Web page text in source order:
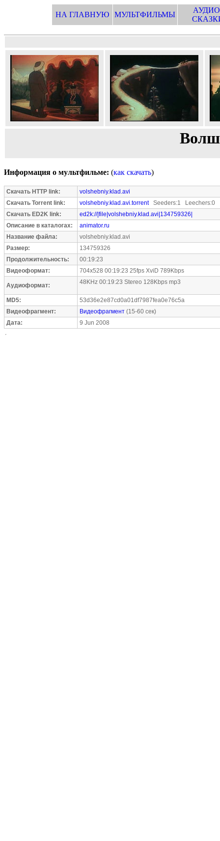
НА ГЛАВНУЮ МУЛЬТФИЛЬМЫ
Информация о мультфильме: (как скачать)
Скачать HTTP link:
volshebniy.klad.avi
Скачать Torrent link:
volshebniy.klad.avi.torrentSeeders:1 Leechers:0
Скачать ED2K link:
ed2k://|file|volshebniy.klad.avi|134759326|
Описание в каталогах:
animator.ru
Название файла:
volshebniy.klad.avi
Размер:
134759326
Продолжительность:
00:19:23
Видеоформат:
704x528 00:19:23 25fps XviD 789Kbps
Аудиоформат: 48KHz 00:19:23 Stereo 128Kbps mp3
MD5:
53d36e2e87cd0a01df7987fea0e76c5a
Видеофрагмент:
Видеофрагмент (15-60 сек)
Дата:
9 Jun 2008